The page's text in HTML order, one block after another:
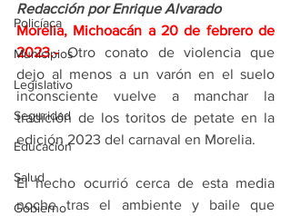
Policíaca
Municipios
Legislativo
Seguridad
Educación
Salud
Gobierno
Redacción por Enrique Alvarado
Morelia, Michoacán a 20 de febrero de
2023.- Otro conato de violencia que
dejo al menos a un varón en el suelo
inconsciente vuelve a manchar la
tradición de los toritos de petate en la
edición 2023 del carnaval en Morelia.
El hecho ocurrió cerca de esta media
noche tras el ambiente y baile que